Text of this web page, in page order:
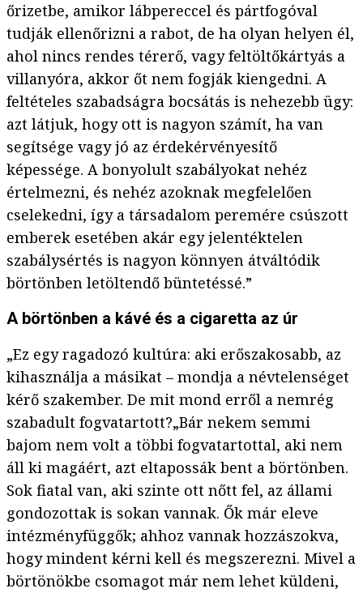
őrizetbe, amikor lábpereccel és pártfogóval
tudják ellenőrizni a rabot, de ha olyan helyen él,
ahol nincs rendes térerő, vagy feltöltőkártyás a
villanyóra, akkor őt nem fogják kiengedni. A
feltételes szabadságra bocsátás is nehezebb ügy:
azt látjuk, hogy ott is nagyon számít, ha van
segítsége vagy jó az érdekérvényesítő
képessége. A bonyolult szabályokat nehéz
értelmezni, és nehéz azoknak megfelelően
cselekedni, így a társadalom peremére csúszott
emberek esetében akár egy jelentéktelen
szabálysértés is nagyon könnyen átváltódik
börtönben letöltendő büntetéssé.”
A börtönben a kávé és a cigaretta az úr
„Ez egy ragadozó kultúra: aki erőszakosabb, az
kihasználja a másikat – mondja a névtelenséget
kérő szakember. De mit mond erről a nemrég
szabadult fogvatartott?„Bár nekem semmi
bajom nem volt a többi fogvatartottal, aki nem
áll ki magáért, azt eltapossák bent a börtönben.
Sok fiatal van, aki szinte ott nőtt fel, az állami
gondozottak is sokan vannak. Ők már eleve
intézményfüggők; ahhoz vannak hozzászokva,
hogy mindent kérni kell és megszerezni. Mivel a
börtönökbe csomagot már nem lehet küldeni,